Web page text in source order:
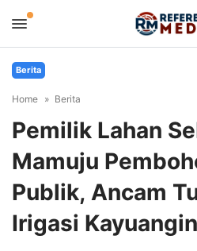
Berita
Home Berita
Pemilik Lahan
Mamuju
Publik, Ancam
Irigasi